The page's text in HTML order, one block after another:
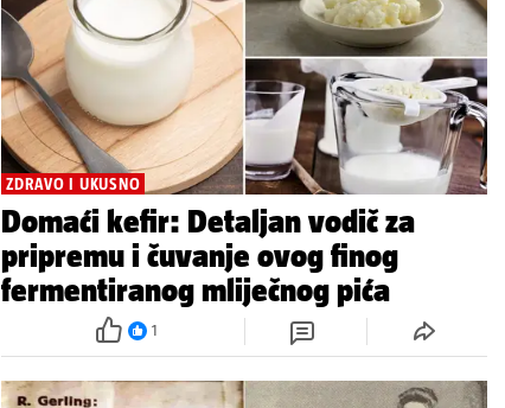
ZDRAVO I UKUSNO
Domaći kefir: Detaljan vodič za
pripremu i čuvanje ovog finog
fermentiranog mliječnog pića
1